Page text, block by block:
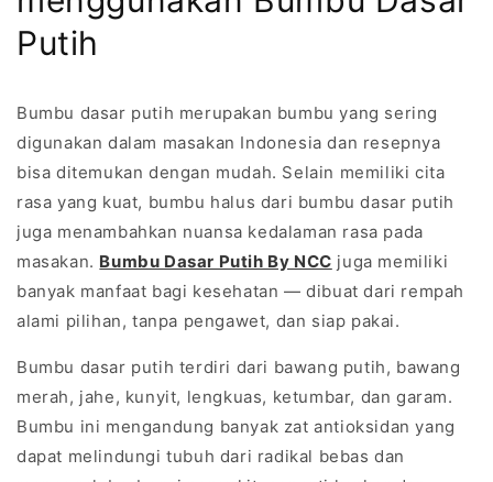
Putih
Bumbu dasar putih merupakan bumbu yang sering
digunakan dalam masakan Indonesia dan resepnya
bisa ditemukan dengan mudah. Selain memiliki cita
rasa yang kuat, bumbu halus dari bumbu dasar putih
juga menambahkan nuansa kedalaman rasa pada
masakan. Bumbu Dasar Putih By NCC juga memiliki
banyak manfaat bagi kesehatan — dibuat dari rempah
alami pilihan, tanpa pengawet, dan siap pakai.
Bumbu dasar putih terdiri dari bawang putih, bawang
merah, jahe, kunyit, lengkuas, ketumbar, dan garam.
Bumbu ini mengandung banyak zat antioksidan yang
dapat melindungi tubuh dari radikal bebas dan